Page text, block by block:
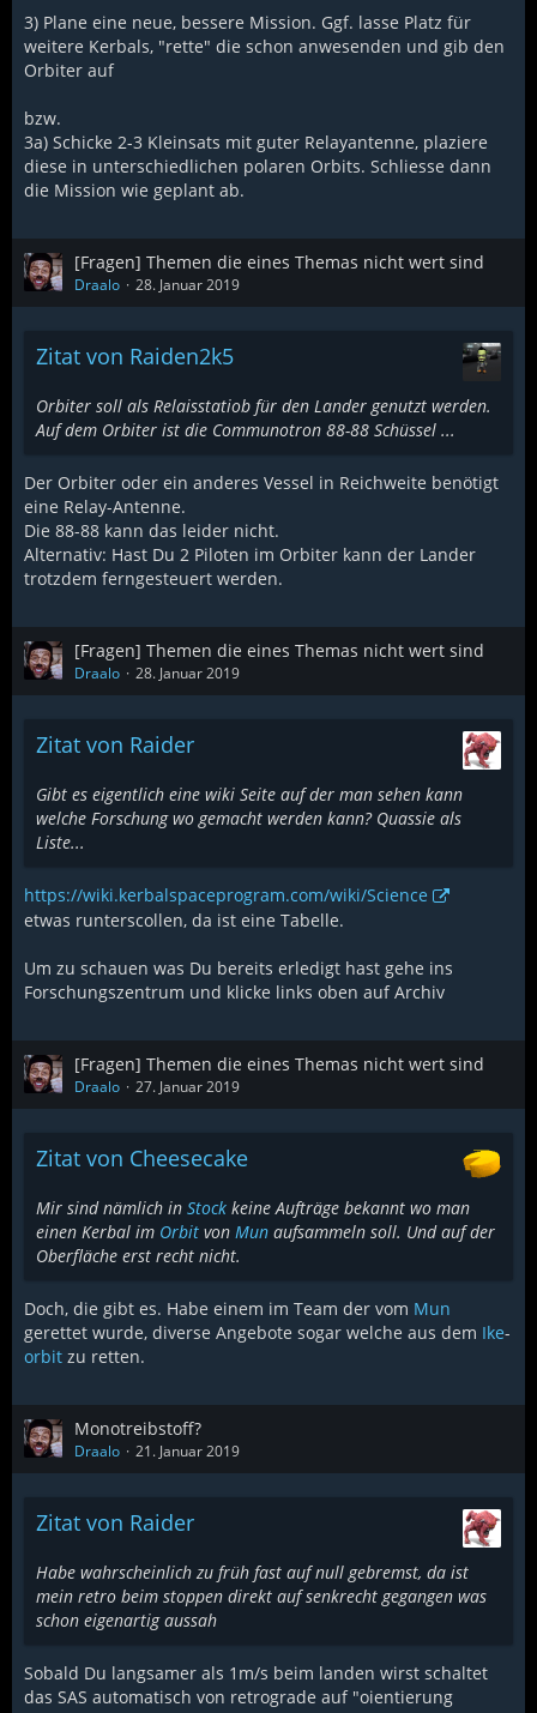
3) Plane eine neue, bessere Mission. Ggf. lasse Platz für
weitere Kerbals, "rette" die schon anwesenden und gib den
Orbiter auf
bzw.
3a) Schicke 2-3 Kleinsats mit guter Relayantenne, plaziere
diese in unterschiedlichen polaren Orbits. Schliesse dann
die Mission wie geplant ab.
[Fragen] Themen die eines Themas nicht wert sind
Draalo 28. Januar 2019
Zitat von Raiden2k5
Orbiter soll als Relaisstatiob für den Lander genutzt werden.
Auf dem Orbiter ist die Communotron 88-88 Schüssel ...
Der Orbiter oder ein anderes Vessel in Reichweite benötigt
eine Relay-Antenne.
Die 88-88 kann das leider nicht.
Alternativ: Hast Du 2 Piloten im Orbiter kann der Lander
trotzdem ferngesteuert werden.
[Fragen] Themen die eines Themas nicht wert sind
Draalo 28. Januar 2019
Zitat von Raider
Gibt es eigentlich eine wiki Seite auf der man sehen kann
welche Forschung wo gemacht werden kann? Quassie als
Liste...
https://wiki.kerbalspaceprogram.com/wiki/Science
etwas runterscollen, da ist eine Tabelle.
Um zu schauen was Du bereits erledigt hast gehe ins
Forschungszentrum und klicke links oben auf Archiv
[Fragen] Themen die eines Themas nicht wert sind
Draalo 27. Januar 2019
Zitat von Cheesecake
Mir sind nämlich in Stock keine Aufträge bekannt wo man
einen Kerbal im Orbit von Mun aufsammeln soll. Und auf der
Oberfläche erst recht nicht.
Doch, die gibt es. Habe einem im Team der vom Mun
gerettet wurde, diverse Angebote sogar welche aus dem Ike-
orbit zu retten.
Monotreibstoff?
Draalo 21. Januar 2019
Zitat von Raider
Habe wahrscheinlich zu früh fast auf null gebremst, da ist
mein retro beim stoppen direkt auf senkrecht gegangen was
schon eigenartig aussah
Sobald Du langsamer als 1m/s beim landen wirst schaltet
das SAS automatisch von retrograde auf "oientierung